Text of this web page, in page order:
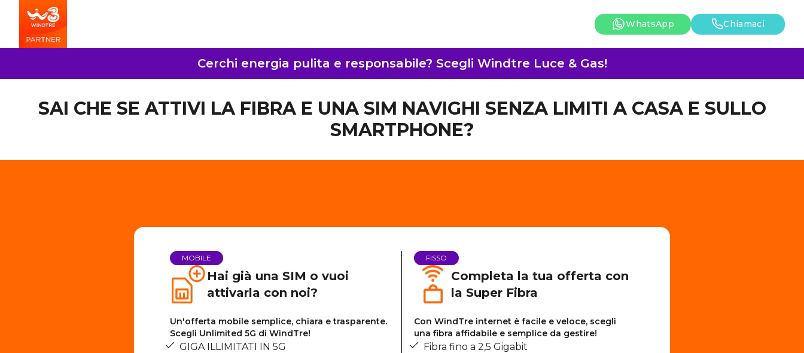
WhatsApp Chiamaci
Cerchi energia pulita e responsabile? Scegli Windtre Luce & Gas!
SAI CHE SE ATTIVI LA FIBRA E UNA SIM NAVIGHI SENZA LIMITI A CASA E SULLO
SMARTPHONE?
MOBILE
Hai già una SIM o vuoi
attivarla con noi?
Un'offerta mobile semplice, chiara e trasparente.
Scegli Unlimited 5G di WindTre!
GIGA ILLIMITATI IN 5G
FISSO
Completa la tua offerta con
la Super Fibra
Con WindTre internet è facile e veloce, scegli
una fibra affidabile e semplice da gestire!
Fibra fino a 2,5 Gigabit